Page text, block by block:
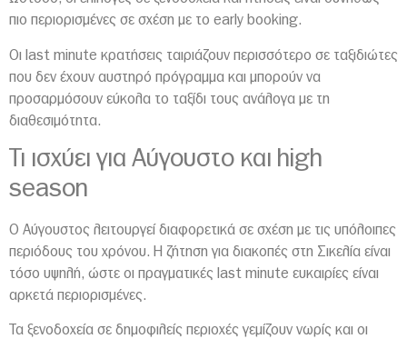
πιο περιορισμένες σε σχέση με το early booking.
Οι last minute κρατήσεις ταιριάζουν περισσότερο σε ταξιδιώτες
που δεν έχουν αυστηρό πρόγραμμα και μπορούν να
προσαρμόσουν εύκολα το ταξίδι τους ανάλογα με τη
διαθεσιμότητα.
Τι ισχύει για Αύγουστο και high
season
Ο Αύγουστος λειτουργεί διαφορετικά σε σχέση με τις υπόλοιπες
περιόδους του χρόνου. Η ζήτηση για διακοπές στη Σικελία είναι
τόσο υψηλή, ώστε οι πραγματικές last minute ευκαιρίες είναι
αρκετά περιορισμένες.
Τα ξενοδοχεία σε δημοφιλείς περιοχές γεμίζουν νωρίς και οι